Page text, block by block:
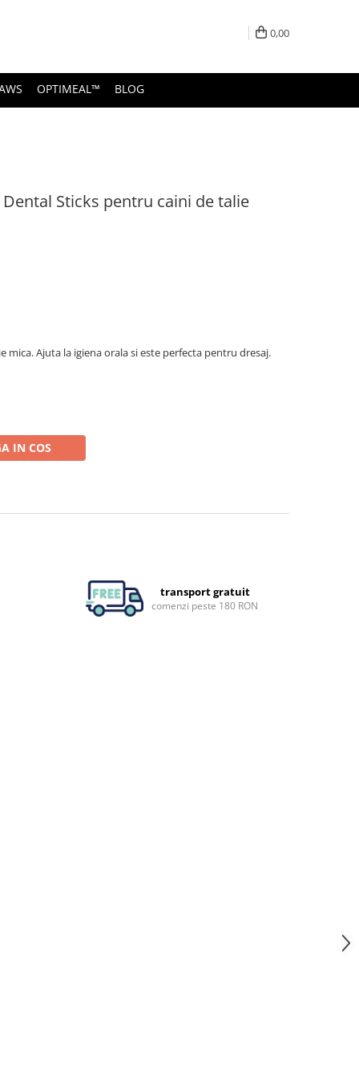
0,00
OPTIMEAL™ BLOG
Sticks pentru caini de talie
mica. Ajuta la igiena orala si este perfecta pentru dresaj.
IN COS
transport gratuit
comenzi peste 180 RON